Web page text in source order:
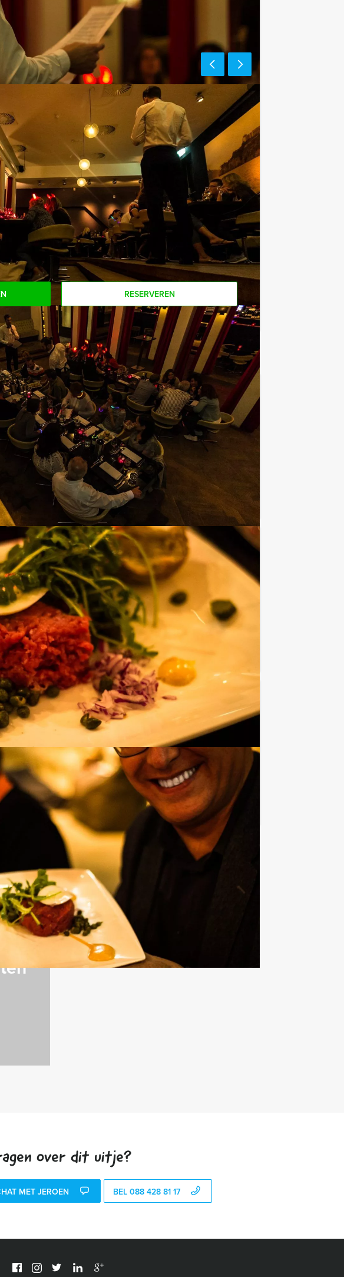
om uw drankje af te rekenen? Voor € 13,50 per
doorbrengt (excl. BTW) kunt u gebruikmaken van
onbeperkt kunt genieten van bier, fris, huiswijn, koffie
niet voor verrassingen te staan!
deelnemers? Als u bereid bent voor het minimale
voor minder personen boeken!
RESERVEREN
Vanaf€ 62,50p.p. excl. BTW
zorgen wij dat u de leukste plekjes uit de stad te zien
Favoriet
Vanaf € 62,50p.p. excl. BTW
virtueel GPS spel in combinatie met een
Vanaf€ 62,50
virtueel GPS spel in combinatie met een
Favoriet
over dit uitje?
MET JEROEN BEL 088 428 81 17